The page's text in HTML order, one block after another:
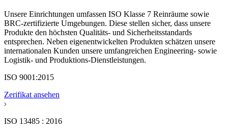
Unsere Einrichtungen umfassen ISO Klasse 7 Reinräume sowie
BRC-zertifizierte Umgebungen. Diese stellen sicher, dass unsere
Produkte den höchsten Qualitäts- und Sicherheitsstandards
entsprechen. Neben eigenentwickelten Produkten schätzen unsere
internationalen Kunden unsere umfangreichen Engineering- sowie
Logistik- und Produktions-Dienstleistungen.
ISO 9001:2015
Zerifikat ansehen
ISO 13485 : 2016